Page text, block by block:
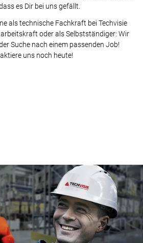
es Dir bei uns gefällt.
als technische Fachkraft bei Techvisie
oder als Selbstständiger: Wir
Suche nach einem passenden Job!
uns noch heute!